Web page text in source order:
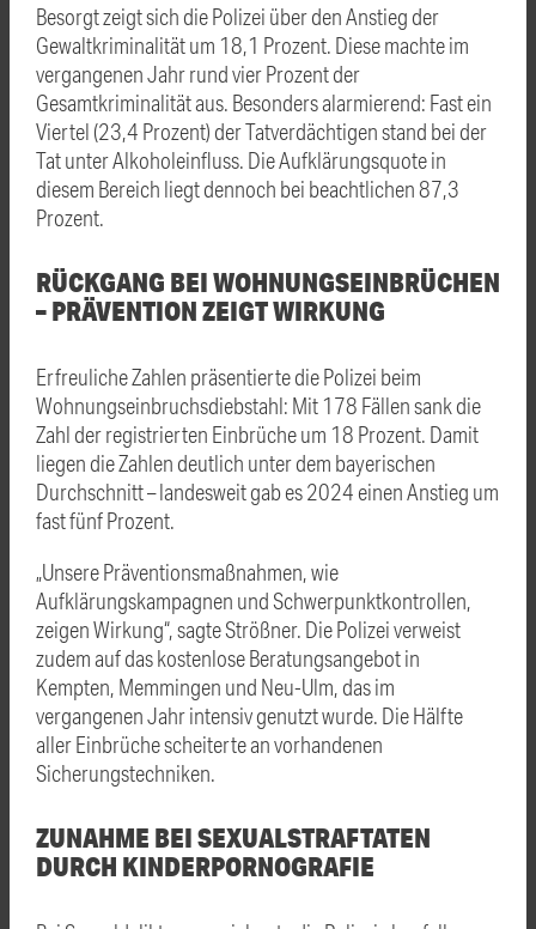
Besorgt zeigt sich die Polizei über den Anstieg der
Gewaltkriminalität um 18,1 Prozent. Diese machte im
vergangenen Jahr rund vier Prozent der
Gesamtkriminalität aus. Besonders alarmierend: Fast ein
Viertel (23,4 Prozent) der Tatverdächtigen stand bei der
Tat unter Alkoholeinfluss. Die Aufklärungsquote in
diesem Bereich liegt dennoch bei beachtlichen 87,3
Prozent.
RÜCKGANG BEI WOHNUNGSEINBRÜCHEN
– PRÄVENTION ZEIGT WIRKUNG
Erfreuliche Zahlen präsentierte die Polizei beim
Wohnungseinbruchsdiebstahl: Mit 178 Fällen sank die
Zahl der registrierten Einbrüche um 18 Prozent. Damit
liegen die Zahlen deutlich unter dem bayerischen
Durchschnitt – landesweit gab es 2024 einen Anstieg um
fast fünf Prozent.
„Unsere Präventionsmaßnahmen, wie
Aufklärungskampagnen und Schwerpunktkontrollen,
zeigen Wirkung“, sagte Strößner. Die Polizei verweist
zudem auf das kostenlose Beratungsangebot in
Kempten, Memmingen und Neu-Ulm, das im
vergangenen Jahr intensiv genutzt wurde. Die Hälfte
aller Einbrüche scheiterte an vorhandenen
Sicherungstechniken.
ZUNAHME BEI SEXUALSTRAFTATEN
DURCH KINDERPORNOGRAFIE